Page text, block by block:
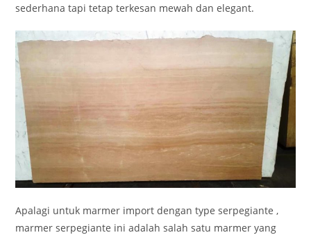
sederhana tapi tetap terkesan mewah dan elegant.
Apalagi untuk marmer import dengan type serpegiante ,
marmer serpegiante ini adalah salah satu marmer yang